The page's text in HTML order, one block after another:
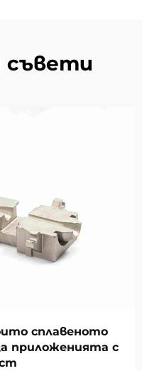
съвети
сплавеното
приложенията с